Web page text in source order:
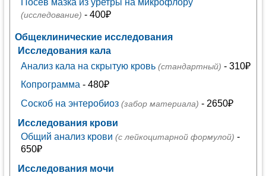
(исследование) - 400₽
Общеклинические исследования
Исследования кала
Анализ кала на скрытую кровь (стандартный) - 310₽
Копрограмма - 480₽
Соскоб на энтеробиоз (забор материала) - 2650₽
Исследования крови
Общий анализ крови (с лейкоцитарной формулой) -
650₽
Исследования мочи